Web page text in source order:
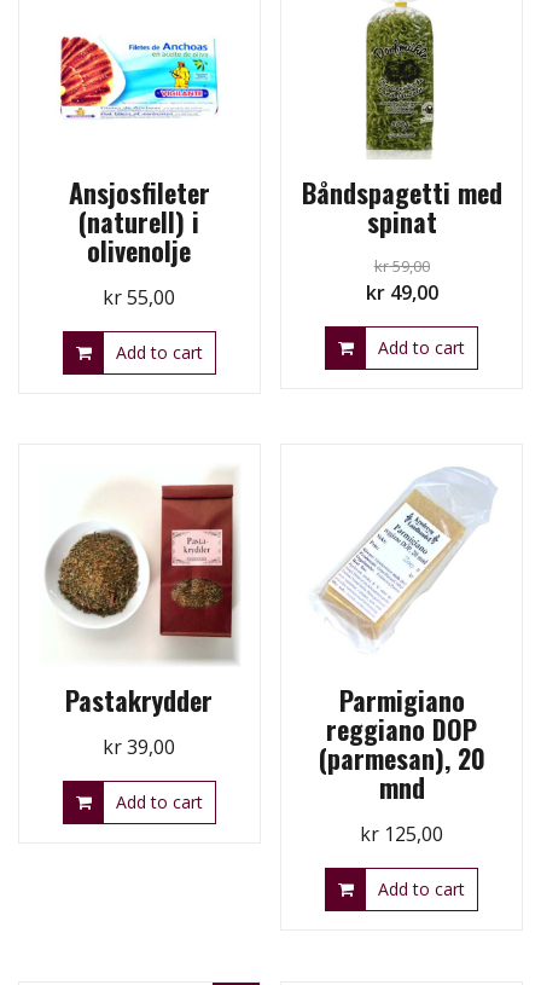
Ansjosfileter
(naturell) i
olivenolje
kr55,00
Add to cart
Båndspagetti med
spinat
kr59,00
Original
price
was:
kr49,00Current
price
is:
Add to cart
Pastakrydder
kr39,00
Add to cart
Parmigiano
reggiano DOP
(parmesan), 20
mnd
kr 125,00
Add to cart